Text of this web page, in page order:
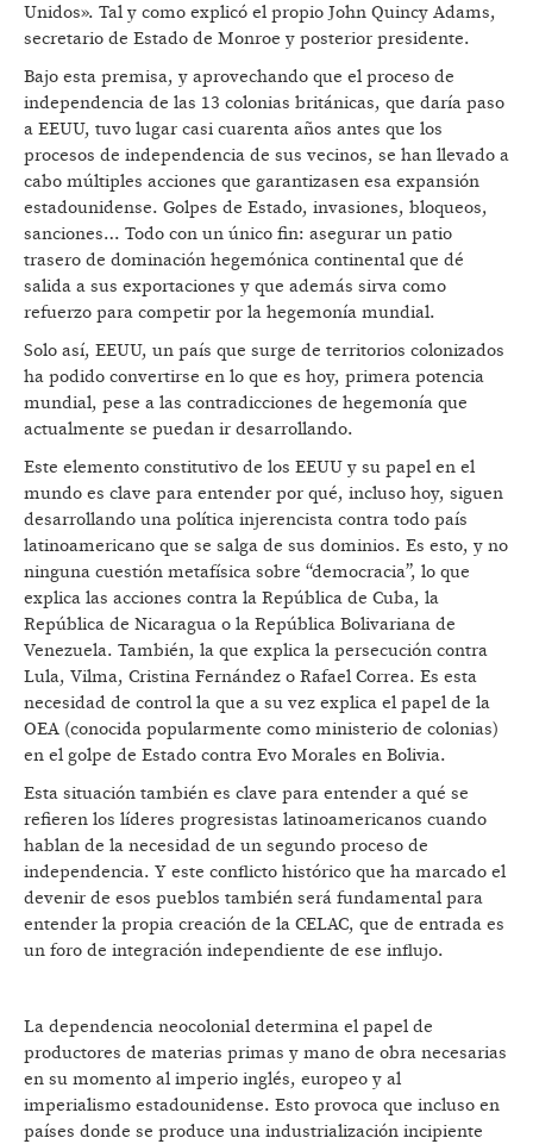
Unidos». Tal y como explicó el propio John Quincy Adams,
secretario de Estado de Monroe y posterior presidente.
Bajo esta premisa, y aprovechando que el proceso de
independencia de las 13 colonias británicas, que daría paso
a EEUU, tuvo lugar casi cuarenta años antes que los
procesos de independencia de sus vecinos, se han llevado a
cabo múltiples acciones que garantizasen esa expansión
estadounidense. Golpes de Estado, invasiones, bloqueos,
sanciones… Todo con un único fin: asegurar un patio
trasero de dominación hegemónica continental que dé
salida a sus exportaciones y que además sirva como
refuerzo para competir por la hegemonía mundial.
Solo así, EEUU, un país que surge de territorios colonizados
ha podido convertirse en lo que es hoy, primera potencia
mundial, pese a las contradicciones de hegemonía que
actualmente se puedan ir desarrollando.
Este elemento constitutivo de los EEUU y su papel en el
mundo es clave para entender por qué, incluso hoy, siguen
desarrollando una política injerencista contra todo país
latinoamericano que se salga de sus dominios. Es esto, y no
ninguna cuestión metafísica sobre “democracia”, lo que
explica las acciones contra la República de Cuba, la
República de Nicaragua o la República Bolivariana de
Venezuela. También, la que explica la persecución contra
Lula, Vilma, Cristina Fernández o Rafael Correa. Es esta
necesidad de control la que a su vez explica el papel de la
OEA (conocida popularmente como ministerio de colonias)
en el golpe de Estado contra Evo Morales en Bolivia.
Esta situación también es clave para entender a qué se
refieren los líderes progresistas latinoamericanos cuando
hablan de la necesidad de un segundo proceso de
independencia. Y este conflicto histórico que ha marcado el
devenir de esos pueblos también será fundamental para
entender la propia creación de la CELAC, que de entrada es
un foro de integración independiente de ese influjo.
La dependencia neocolonial determina el papel de
productores de materias primas y mano de obra necesarias
en su momento al imperio inglés, europeo y al
imperialismo estadounidense. Esto provoca que incluso en
países donde se produce una industrialización incipiente